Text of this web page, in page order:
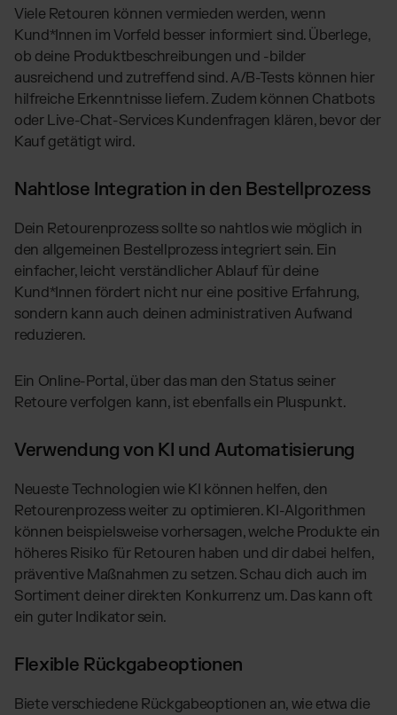
Viele Retouren können vermieden werden, wenn
Kund*Innen im Vorfeld besser informiert sind. Überlege,
ob deine Produktbeschreibungen und -bilder
ausreichend und zutreffend sind. A/B-Tests können hier
hilfreiche Erkenntnisse liefern. Zudem können Chatbots
oder Live-Chat-Services Kundenfragen klären, bevor der
Kauf getätigt wird.
Nahtlose Integration in den Bestellprozess
Dein Retourenprozess sollte so nahtlos wie möglich in
den allgemeinen Bestellprozess integriert sein. Ein
einfacher, leicht verständlicher Ablauf für deine
Kund*Innen fördert nicht nur eine positive Erfahrung,
sondern kann auch deinen administrativen Aufwand
reduzieren.
Ein Online-Portal, über das man den Status seiner
Retoure verfolgen kann, ist ebenfalls ein Pluspunkt.
Verwendung von KI und Automatisierung
Neueste Technologien wie KI können helfen, den
Retourenprozess weiter zu optimieren. KI-Algorithmen
können beispielsweise vorhersagen, welche Produkte ein
höheres Risiko für Retouren haben und dir dabei helfen,
präventive Maßnahmen zu setzen. Schau dich auch im
Sortiment deiner direkten Konkurrenz um. Das kann oft
ein guter Indikator sein.
Flexible Rückgabeoptionen
Biete verschiedene Rückgabeoptionen an, wie etwa die